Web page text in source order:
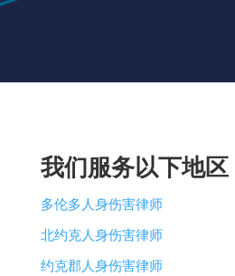
我们服务以下地区
多伦多人身伤害律师
北约克人身伤害律师
约克郡人身伤害律师